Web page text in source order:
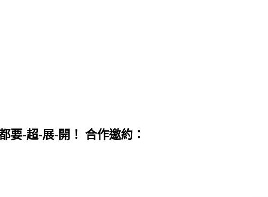
要-超-展-開！ 合作邀約：